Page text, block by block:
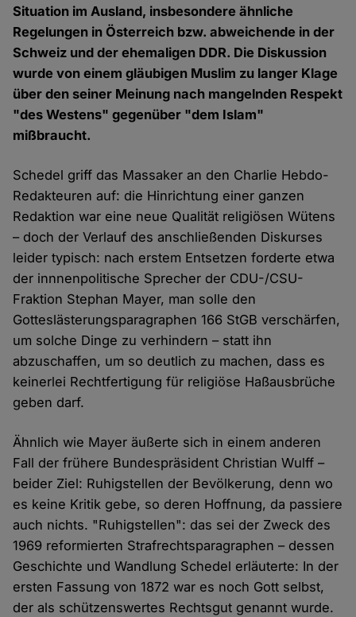
Situation im Ausland, insbesondere ähnliche
Regelungen in Österreich bzw. abweichende in der
Schweiz und der ehemaligen DDR. Die Diskussion
wurde von einem gläubigen Muslim zu langer Klage
über den seiner Meinung nach mangelnden Respekt
"des Westens" gegenüber "dem Islam"
mißbraucht.
Schedel griff das Massaker an den Charlie Hebdo-
Redakteuren auf: die Hinrichtung einer ganzen
Redaktion war eine neue Qualität religiösen Wütens
– doch der Verlauf des anschließenden Diskurses
leider typisch: nach erstem Entsetzen forderte etwa
der innnenpolitische Sprecher der CDU-/CSU-
Fraktion Stephan Mayer, man solle den
Gotteslästerungsparagraphen 166 StGB verschärfen,
um solche Dinge zu verhindern – statt ihn
abzuschaffen, um so deutlich zu machen, dass es
keinerlei Rechtfertigung für religiöse Haßausbrüche
geben darf.
Ähnlich wie Mayer äußerte sich in einem anderen
Fall der frühere Bundespräsident Christian Wulff –
beider Ziel: Ruhigstellen der Bevölkerung, denn wo
es keine Kritik gebe, so deren Hoffnung, da passiere
auch nichts. "Ruhigstellen": das sei der Zweck des
1969 reformierten Strafrechtsparagraphen – dessen
Geschichte und Wandlung Schedel erläuterte: In der
ersten Fassung von 1872 war es noch Gott selbst,
der als schützenswertes Rechtsgut genannt wurde.